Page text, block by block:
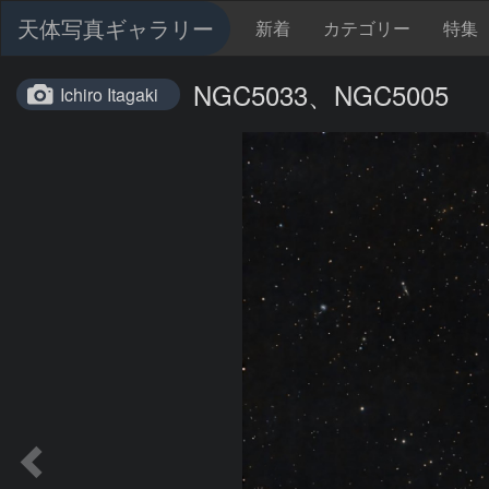
天体写真ギャラリー 新着 カテゴリー 特集
Ichiro Itagaki NGC5033、NGC5005